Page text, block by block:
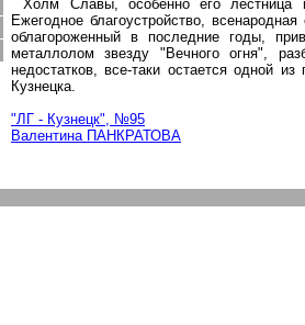
Холм Славы, особенно его лестница
Ежегодное благоустройство,
облагороженный в последние годы,
металлолом звезду "Вечного огня",
недостатков, все-таки остается одной
Кузнецка.
"ЛГ - Кузнецк", №95
Валентина ПАНКРАТОВА